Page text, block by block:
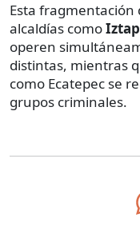
Esta
alcaldías como
operen
distintas, mientras
como Ecatepec se
grupos criminales.